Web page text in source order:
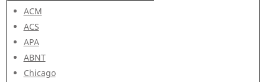
ACM
ACS
APA
ABNT
Chicago